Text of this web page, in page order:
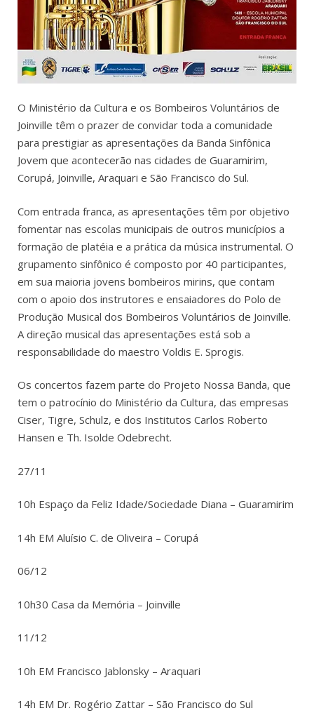
O Ministério da Cultura e os Bombeiros Voluntários de
Joinville têm o prazer de convidar toda a comunidade
para prestigiar as apresentações da Banda Sinfônica
Jovem que acontecerão nas cidades de Guaramirim,
Corupá, Joinville, Araquari e São Francisco do Sul.
Com entrada franca, as apresentações têm por objetivo
fomentar nas escolas municipais de outros municípios a
formação de platéia e a prática da música instrumental. O
grupamento sinfônico é composto por 40 participantes,
em sua maioria jovens bombeiros mirins, que contam
com o apoio dos instrutores e ensaiadores do Polo de
Produção Musical dos Bombeiros Voluntários de Joinville.
A direção musical das apresentações está sob a
responsabilidade do maestro Voldis E. Sprogis.
Os concertos fazem parte do Projeto Nossa Banda, que
tem o patrocínio do Ministério da Cultura, das empresas
Ciser, Tigre, Schulz, e dos Institutos Carlos Roberto
Hansen e Th. Isolde Odebrecht.
27/11
10h Espaço da Feliz Idade/Sociedade Diana – Guaramirim
14h EM Aluísio C. de Oliveira – Corupá
06/12
10h30 Casa da Memória – Joinville
11/12
10h EM Francisco Jablonsky – Araquari
14h EM Dr. Rogério Zattar – São Francisco do Sul